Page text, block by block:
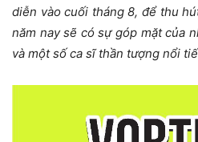
diễn vào cuối tháng 8, để thu
năm nay sẽ có sự góp mặt của
và một số ca sĩ thần tượng nổi